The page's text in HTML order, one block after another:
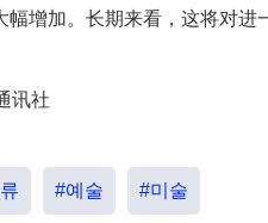
增加。长期来看，这将对进
讯社
#예술 #미술